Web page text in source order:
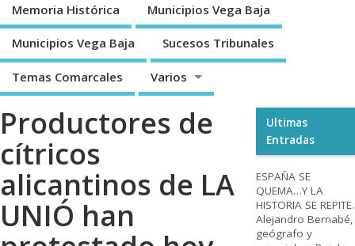
Memoria Histórica Municipios Vega Baja
Municipios Vega Baja Sucesos Tribunales
Temas Comarcales Varios
Productores de
cítricos
alicantinos de LA
UNIÓ han
Ultimas
Entradas
ESPAÑA SE
QUEMA…Y LA
HISTORIA SE REPITE.
Alejandro Bernabé,
geógrafo y